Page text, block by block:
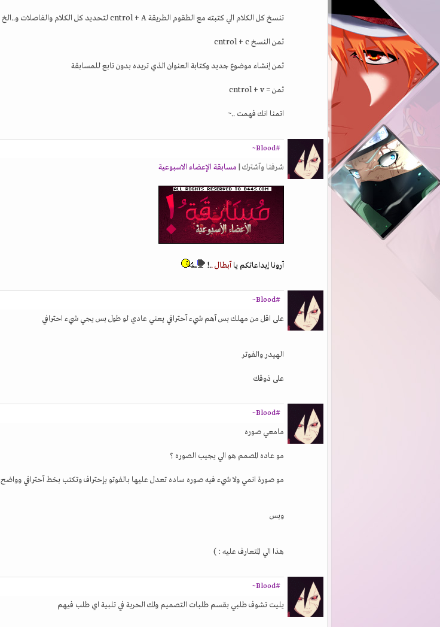
تنسخ كل الكلام الي كتبته مع الطقوم الطريقة cntrol + A لتحديد كل الكلام والفاصلات و..الخ
ثمن النسخ cntrol + c
ثمن إنشاء موضوع جديد وكتابة العنوان الذي تريده بدون تابع للمسابقة
ثمن = cntrol + v
اتمنا انك فهمت ..~
#Blood~
شرفنا وآشترك | مسابقة الإعضاء الاسبوعية
آرونا إبداعاتكم يا آبطال ..!
#Blood~
على اقل من مهلك بس آهم شيء آحترافي يعني عادي لو طول بس يجي شيء احترافي
الهيدر والفوتر
على ذوقك
#Blood~
مامعي صوره
مو عاده المصمم هو الي يجيب الصوره ؟
مو صورة انمي ولا شيء فيه صوره ساده تعدل عليها بالفوتو بإحتراف وتكتب بخط آحترافي وواضح
وبس
هذا الي المتعارف عليه : )
#Blood~
يليت تشوف طلبي بقسم طلبات التصميم ولك الحرية في تلبية اي طلب فيهم